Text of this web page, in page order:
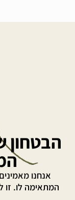
אנחנו
המתאימה לו.